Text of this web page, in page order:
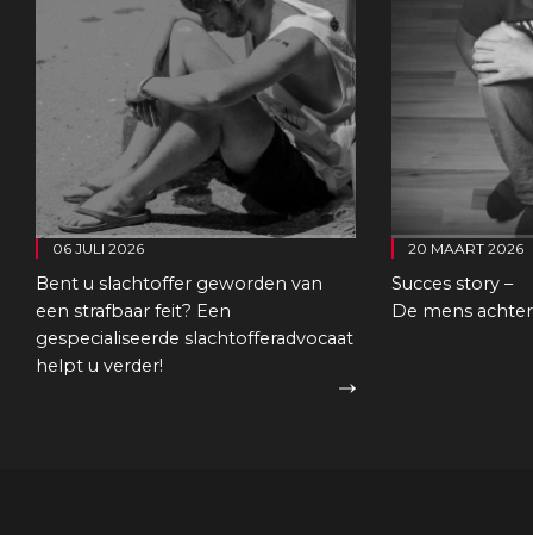
06 JULI 2026
Bent u slachtoffer geworden van
een strafbaar feit? Een
gespecialiseerde slachtofferadvocaat
helpt u verder!
20 MAART 2026
Succes story –
De mens